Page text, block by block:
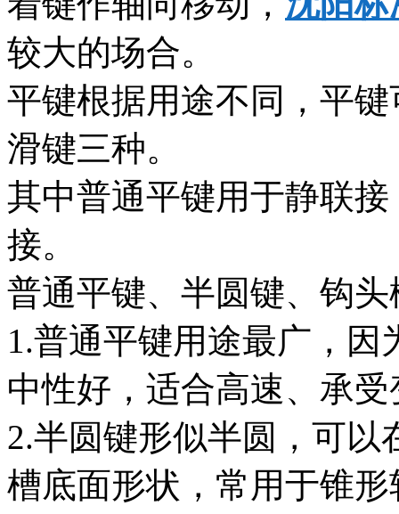
较大的场合。
平键根据用途不同，平
滑键三种。
其中普通平键用于静联
接。
普通平键、半圆键、钩
1.普通平键用途最广，
中性好，适合高速、承
2.半圆键形似半圆，可
槽底面形状，常用于锥